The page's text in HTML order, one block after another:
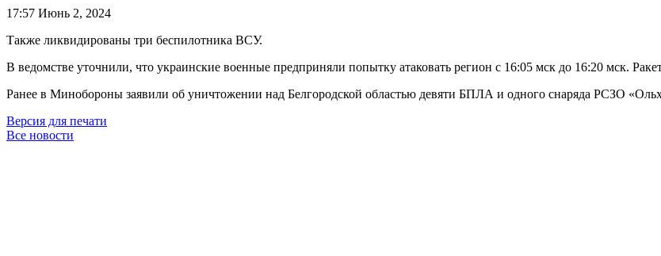
17:57 Июнь 2, 2024
Также ликвидированы три беспилотника ВСУ.
В ведомстве уточнили, что украинские военные предприняли попытку атаковать регион с 16:05 мск до 16:20 мск.
Ранее в Минобороны заявили об уничтожении над Белгородской областью девяти БПЛА и одного снаряда РСЗО
Версия для печати
Все новости